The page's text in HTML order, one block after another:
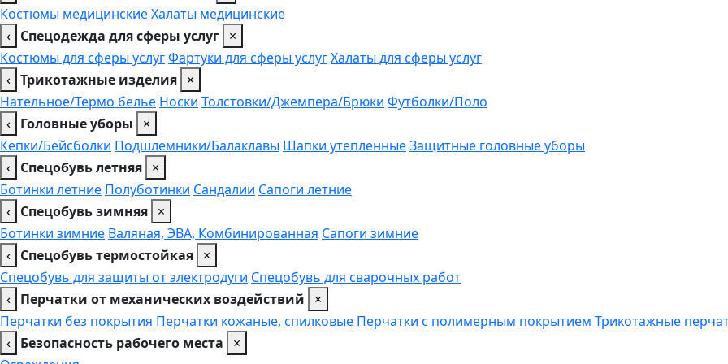
Костюмы медицинскиеХалаты медицинские
‹ Спецодежда для сферы услуг ×
Костюмы для сферы услугФартуки для сферы услугХалаты для сферы услуг
‹ Трикотажные изделия ×
Нательное/Термо белье Носки Толстовки/Джемпера/Брюки Футболки/Поло
‹ Головные уборы
×
Кепки/Бейсболки Подшлемники/Балаклавы Шапки утепленныеЗащитные головные уборы
‹ Спецобувь летняя ×
Ботинки летние Полуботинки Сандалии Сапоги летние
‹ Спецобувь зимняя ×
Ботинки зимние Валяная, ЭВА, Комбинированная Сапоги зимние
‹ Спецобувь термостойкая ×
Спецобувь для защиты от электродуги Спецобувь для сварочных работ
‹ Перчатки от механических воздействий
×
Перчатки без покрытия Перчатки кожаные, спилковые Перчатки с полимерным покрытием Трикотажные
‹ Безопасность рабочего места
×